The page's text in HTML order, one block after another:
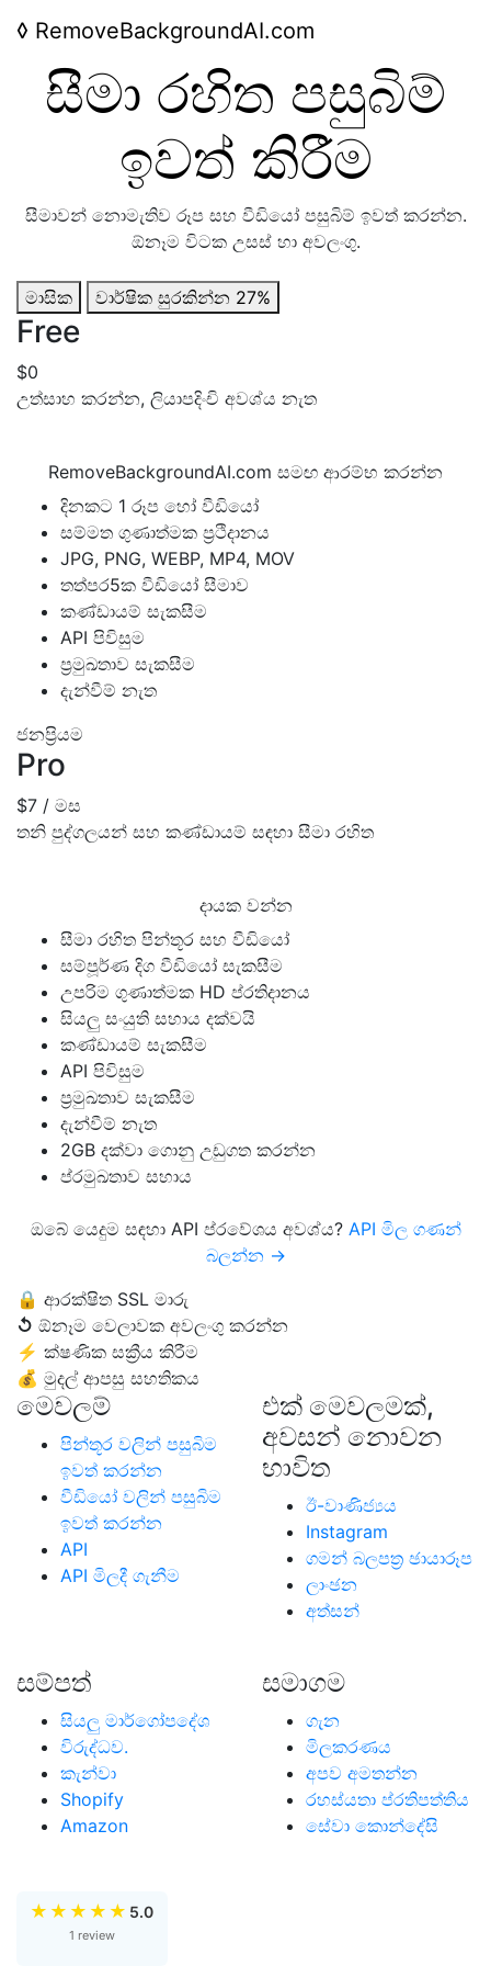
◊ RemoveBackgroundAI.com
සීමා රහිත පසුබිම්
ඉවත් කිරීම
සීමාවන් නොමැතිව රූප සහ වීඩියෝ පසුබිම් ඉවත් කරන්න.
ඕනෑම විටක උසස් හා අවලංගු.
මාසික වාර්ෂික සුරකින්න 27%
Free
$0
උත්සාහ කරන්න, ලියාපදිංචි අවශ්ය නැත
RemoveBackgroundAI.com සමඟ ආරම්භ කරන්න
දිනකට 1 රූප හෝ වීඩියෝ
සම්මත ගුණාත්මක ප්‍රථිදානය
JPG, PNG, WEBP, MP4, MOV
තත්පර5ක වීඩියෝ සීමාව
කණ්ඩායම් සැකසීම
API පිවිසුම
ප්‍රමුඛතාව සැකසීම
දැන්වීම් නැත
ජනප්‍රියම
Pro
$7 / මස
තනි පුද්ගලයන් සහ කණ්ඩායම් සඳහා සීමා රහිත
දායක වන්න
සීමා රහිත පින්තූර සහ වීඩියෝ
සම්පූර්ණ දිග වීඩියෝ සැකසීම
උපරිම ගුණාත්මක HD ප්රතිදානය
සියලු සංයුති සහාය දක්වයි
කණ්ඩායම් සැකසීම
API පිවිසුම
ප්‍රමුඛතාව සැකසීම
දැන්වීම් නැත
2GB දක්වා ගොනු උඩුගත කරන්න
ප්රමුඛතාව සහාය
ඔබේ යෙදුම සඳහා API ප්රවේශය අවශ්ය? API මිල ගණන්
බලන්න →
🔒 ආරක්ෂිත SSL මාරු
↺ ඕනෑම වෙලාවක අවලංගු කරන්න
⚡ ක්ෂණික සක්‍රීය කිරීම
💰 මුදල් ආපසු සහතිකය
මෙවලම්
පින්තූර වලින් පසුබිම
ඉවත් කරන්න
වීඩියෝ වලින් පසුබිම
ඉවත් කරන්න
API
API මිලදී ගැනීම
එක් මෙවලමක්,
අවසන් නොවන
භාවිත
ඊ-වාණිජ්‍යය
Instagram
ගමන් බලපත්‍ර ඡායාරූප
ලාංඡන
අත්සන්
සම්පත්
සියලු මාර්ගෝපදේශ
විරුද්ධව.
කැන්වා
Shopify
Amazon
සමාගම
ගැන
මිලකරණය
අපව අමතන්න
රහස්යතා ප්රතිපත්තිය
සේවා කොන්දේසි
★ ★ ★ ★ ★ 5.0
1 review